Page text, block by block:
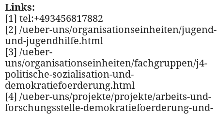
Links:
[1] tel:+493456817882
[2] /ueber-uns/organisationseinheiten/jugend-
und-jugendhilfe.html
[3] /ueber-
uns/organisationseinheiten/fachgruppen/j4-
politische-sozialisation-und-
demokratiefoerderung.html
[4] /ueber-uns/projekte/projekte/arbeits-und-
forschungsstelle-demokratiefoerderung-und-